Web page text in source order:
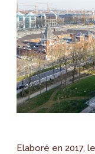
Elaboré en 2017,